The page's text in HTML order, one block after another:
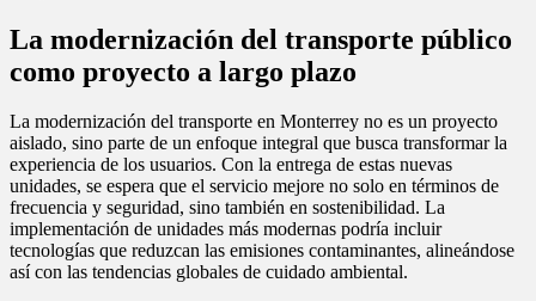
La modernización del transporte público
como proyecto a largo plazo
La modernización del transporte en Monterrey no es un proyecto
aislado, sino parte de un enfoque integral que busca transformar la
experiencia de los usuarios. Con la entrega de estas nuevas
unidades, se espera que el servicio mejore no solo en términos de
frecuencia y seguridad, sino también en sostenibilidad. La
implementación de unidades más modernas podría incluir
tecnologías que reduzcan las emisiones contaminantes, alineándose
así con las tendencias globales de cuidado ambiental.